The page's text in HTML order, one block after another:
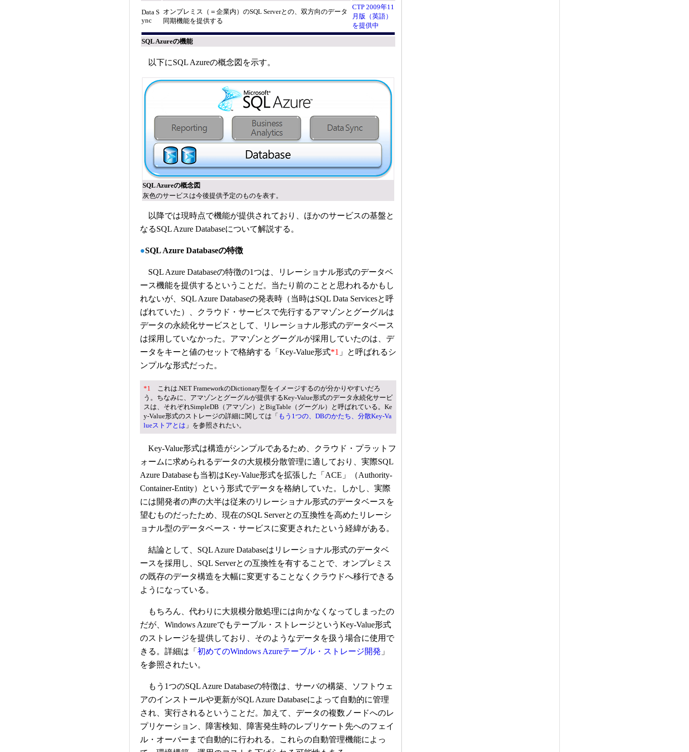
Data S
ync
オンプレミス（＝企業内）のSQL Serverとの、双方向のデータ
同期機能を提供する
CTP 2009年11
月版（英語）
を提供中
SQL Azureの機能
以下にSQL Azureの概念図を示す。
SQL Azureの概念図
灰色のサービスは今後提供予定のものを表す。
以降では現時点で機能が提供されており、ほかのサービスの基盤と
なるSQL Azure Databaseについて解説する。
●SQL Azure Databaseの特徴
SQL Azure Databaseの特徴の1つは、リレーショナル形式のデータベ
ース機能を提供するということだ。当たり前のことと思われるかもし
れないが、SQL Azure Databaseの発表時（当時はSQL Data Servicesと呼
ばれていた）、クラウド・サービスで先行するアマゾンとグーグルは
データの永続化サービスとして、リレーショナル形式のデータベース
は採用していなかった。アマゾンとグーグルが採用していたのは、デ
ータをキーと値のセットで格納する「Key-Value形式*1 」と呼ばれるシ
ンプルな形式だった。
*1 これは.NET FrameworkのDictionary型をイメージするのが分かりやすいだろ
う。ちなみに、アマゾンとグーグルが提供するKey-Value形式のデータ永続化サービ
スは、それぞれSimpleDB（アマゾン）とBigTable（グーグル）と呼ばれている。Ke
y-Value形式のストレージの詳細に関しては「 もう1つの、DBのかたち、分散Key-Va
lueストアとは 」を参照されたい。
Key-Value形式は構造がシンプルであるため、クラウド・プラットフ
ォームに求められるデータの大規模分散管理に適しており、実際SQL
Azure Databaseも当初はKey-Value形式を拡張した「ACE」（Authority-
Container-Entity）という形式でデータを格納していた。しかし、実際
には開発者の声の大半は従来のリレーショナル形式のデータベースを
望むものだったため、現在のSQL Serverとの互換性を高めたリレーシ
ョナル型のデータベース・サービスに変更されたという経緯がある。
結論として、SQL Azure Databaseはリレーショナル形式のデータベ
ースを採用し、SQL Serverとの互換性を有することで、オンプレミス
の既存のデータ構造を大幅に変更することなくクラウドへ移行できる
ようになっている。
もちろん、代わりに大規模分散処理には向かなくなってしまったの
だが、Windows Azureでもテーブル・ストレージというKey-Value形式
のストレージを提供しており、そのようなデータを扱う場合に使用で
きる。詳細は「 初めてのWindows Azureテーブル・ストレージ開発 」
を参照されたい。
もう1つのSQL Azure Databaseの特徴は、サーバの構築、ソフトウェ
アのインストールや更新がSQL Azure Databaseによって自動的に管理
され、実行されるということだ。加えて、データの複数ノードへのレ
プリケーション、障害検知、障害発生時のレプリケート先へのフェイ
ル・オーバーまで自動的に行われる。これらの自動管理機能によっ